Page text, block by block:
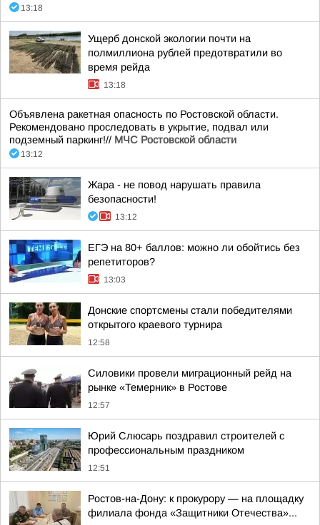
13:18
Ущерб донской экологии почти на
полмиллиона рублей предотвратили во
время рейда
13:18
Объявлена ракетная опасность по Ростовской области.
Рекомендовано проследовать в укрытие, подвал или
подземный паркинг!// МЧС Ростовской области
13:12
Жара - не повод нарушать правила
безопасности!
13:12
ЕГЭ на 80+ баллов: можно ли обойтись без
репетиторов?
13:03
Донские спортсмены стали победителями
открытого краевого турнира
12:58
Силовики провели миграционный рейд на
рынке «Темерник» в Ростове
12:57
Юрий Слюсарь поздравил строителей с
профессиональным праздником
12:51
Ростов-на-Дону: к прокурору — на площадку
филиала фонда «Защитники Отечества»...